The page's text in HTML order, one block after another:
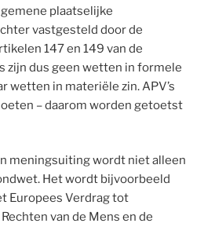
plaatselijke
vastgesteld door de
147 en 149 van de
zijn dus geen wetten in formele
wetten in materiële zin. APV’s
– daarom worden getoetst
meningsuiting wordt niet alleen
Het wordt bijvoorbeeld
Europees Verdrag tot
van de Mens en de